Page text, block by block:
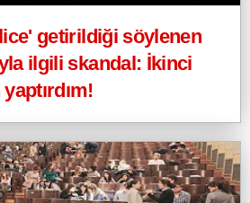
getirildiği söylenen
ilgili skandal: İkinci